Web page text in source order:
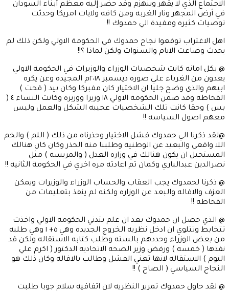
الاجتماع الذي لا يقهر وينهزم وقد حضر إليه معظم أبناء السودان
في أرض المجهر ونار الغربه ومن كافه ولايات امريكا وحدثت
توصيات كثيره ومفيدة الي حمدوك !!
اهل الاغتراب توقعوا نجاح حمدوك في الحكومة الاولي ولكن ذلك لم
يحدث وضاعت الايام والسنوات ولكن لماذا ؟!!
@ بكل امانه كانت شخصيات الوزراء والوزيرات في الحكومة الاولي
يعدون من الغرباء علي صوره ديسمبر ٢٠١٨م المجيده وعن يكره
ابيهم والذي وضح جليا ان الاختيار كان مفبركا وكان بيد ( قحت )
القحاطه وقد ضمن الحكومة الاولي ١٨ وزيرا ووزيره وكانت النساء ٤ (
بس ) وحقا كانت تلك الشخصيات عجيبه الشكل والعمل وليس
معهم اصول السياسه !!
@لقد ذكرنا الي حمدوك فشل الاختيار وحذرناه من ذلك ( اللم ) والخم
اللا واقعي والبعيد عن الوطنية وطلبنا منه الحذر وكان كان هنالك
المستحيل ان يكون هنالك في وزاره العدل ( والمريسه ) مثل
نصرالدين عبدالباري وكمان تم اعادته مره اخري في الحكومة الثانيه !!
@ ذكرنا لحمدوك يجب العقاب والحساب الوزراء والوزيرات ويمكن
العزف والاقاله والبعد عن الوزاره ولكنه لم ينفذ بتعليمات من
القحاطه !!
@ الذي حصل ان حمدوك بعد ان علم بتدني الحكومه الاولي واخذت
تتخابط وتتلوي ان ادخل نظريه الخروج الجديده وهي ٥+ ١ وهي طلبه
من بعض الوزراء وحددهم بالسته وطلب كتابه الاستقاله ولكن قد
نفذها ( خمسه ) ورفض وزير الصحه الاتحاديه الدكتور ( اكرم علي
التوم ) الاستقاله لانها تعني الفشل وطالب بالاقاله وكان ذلك هو
النجاح السياسي ( الصاح ) !!
@ لقد حاول حمدوك تمرير النظريه لان اتفاقيه سلام جوبا طلبت